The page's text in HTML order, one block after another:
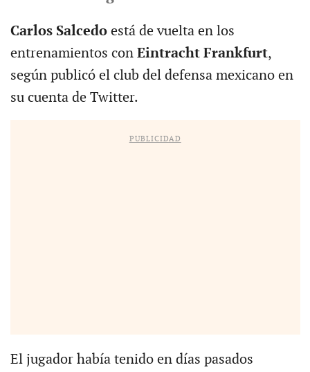
Carlos Salcedo está de vuelta en los
entrenamientos con Eintracht Frankfurt,
según publicó el club del defensa mexicano en
su cuenta de Twitter.
PUBLICIDAD
El jugador había tenido en días pasados